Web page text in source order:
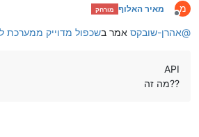
מ
מנותק
מאיר האלוף מורחק
@אהרן-שובקס אמר בשכפול מדוייק
API
מה זה??